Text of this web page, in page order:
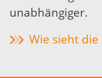
unabhängiger.
Wie sieht